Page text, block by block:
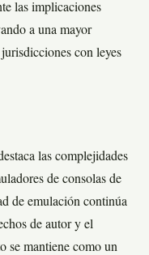
las implicaciones
a una mayor
con leyes
las complejidades
de consolas de
de emulación continúa
de autor y el
se mantiene como un